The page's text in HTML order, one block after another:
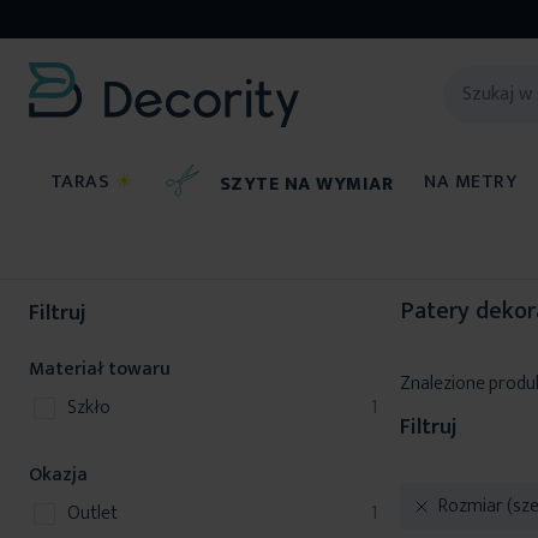
TARAS ☀ SZYTE NA WYMIAR NA METRY
Patery
Znalezione
Filtruj
Rozmiar
Filtruj
Materiał towaru
szkło
1produkt
Okazja
Outlet
1produkt